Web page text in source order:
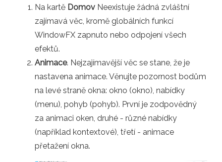
Na kartě Domov Neexistuje žádná zvláštní
zajímavá věc, kromě globálních funkcí
WindowFX zapnuto nebo odpojení všech
efektů.
Animace. Nejzajímavější věc se stane, že je
nastavena animace. Věnujte pozornost bodům
na levé straně okna: okno (okno), nabídky
(menu), pohyb (pohyb). První je zodpovědný
za animaci oken, druhé - různé nabídky
(například kontextové), třetí - animace
přetažení okna.